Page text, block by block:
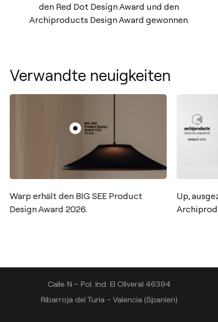
den Red Dot Design Award und den
Archiproducts Design Award gewonnen.
Verwandte neuigkeiten
Warp erhält den BIG SEE Product
Design Award 2026.
Up,
Kontakt
Calle N – Pol. Ind. El Oliveral 46394
Ribarroja del Turia – Valencia (Spanien)